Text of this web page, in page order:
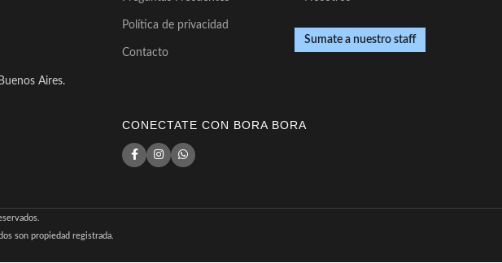
Aires.
Política de privacidad
Contacto
Sumate a nuestro staff
CONECTATE CON BORA BORA
son propiedad registrada.